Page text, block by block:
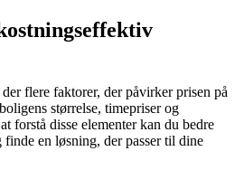
flere faktorer, der påvirker prisen på
størrelse, timepriser og
forstå disse elementer kan du bedre
en løsning, der passer til dine